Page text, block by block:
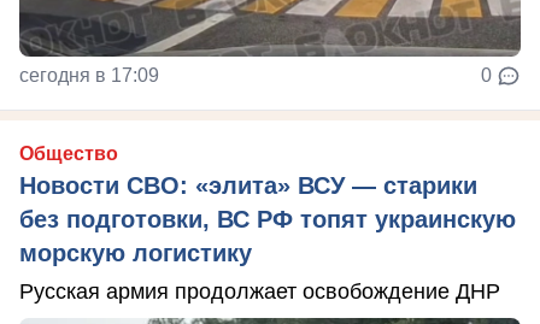
сегодня в 17:09 0
Общество
Новости СВО: «элита» ВСУ — старики
без подготовки, ВС РФ топят украинскую
морскую логистику
Русская армия продолжает освобождение ДНР